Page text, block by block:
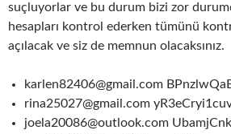
suçluyorlar ve bu durum bizi zor
hesapları kontrol ederken tümünü
açılacak ve siz de memnun olacaksınız.
karlen82406@gmail.com
rina25027@gmail.com
joela20086@outlook.com